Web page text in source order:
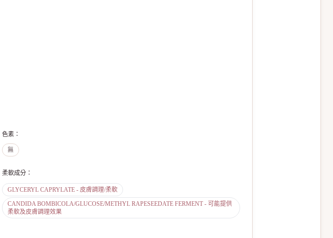
色素 ：
無
柔軟成分 ：
GLYCERYL CAPRYLATE - 皮膚調理/柔軟
CANDIDA BOMBICOLA/GLUCOSE/METHYL RAPESEEDATE FERMENT - 可能提供
柔軟及皮膚調理效果